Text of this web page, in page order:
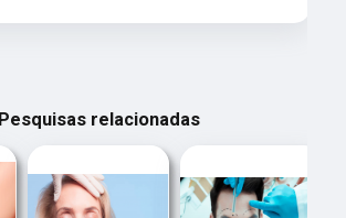
Pesquisas relacionadas